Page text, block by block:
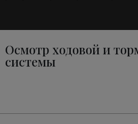
Осмотр ходовой и
системы